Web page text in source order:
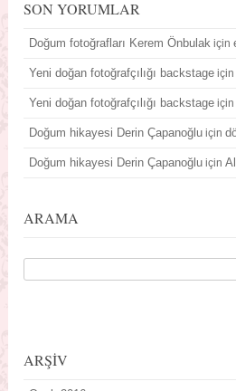
SON YORUMLAR
Doğum fotoğrafları Kerem Önbulak için
Yeni doğan fotoğrafçılığı backstage
Yeni doğan fotoğrafçılığı backstage
Doğum hikayesi Derin Çapanoğlu için
Doğum hikayesi Derin Çapanoğlu için
ARAMA
ARŞİV